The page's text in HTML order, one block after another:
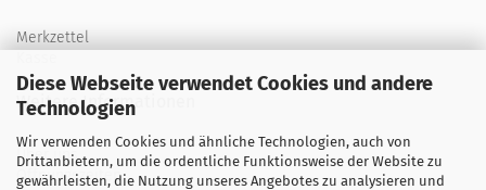
Diese Webseite verwendet Cookies und andere
Technologien
Wir verwenden Cookies und ähnliche Technologien, auch von
Drittanbietern, um die ordentliche Funktionsweise der Website zu
gewährleisten, die Nutzung unseres Angebotes zu analysieren und
Merkzettel
Weitere Informationen
Über uns
Öffnungszeiten